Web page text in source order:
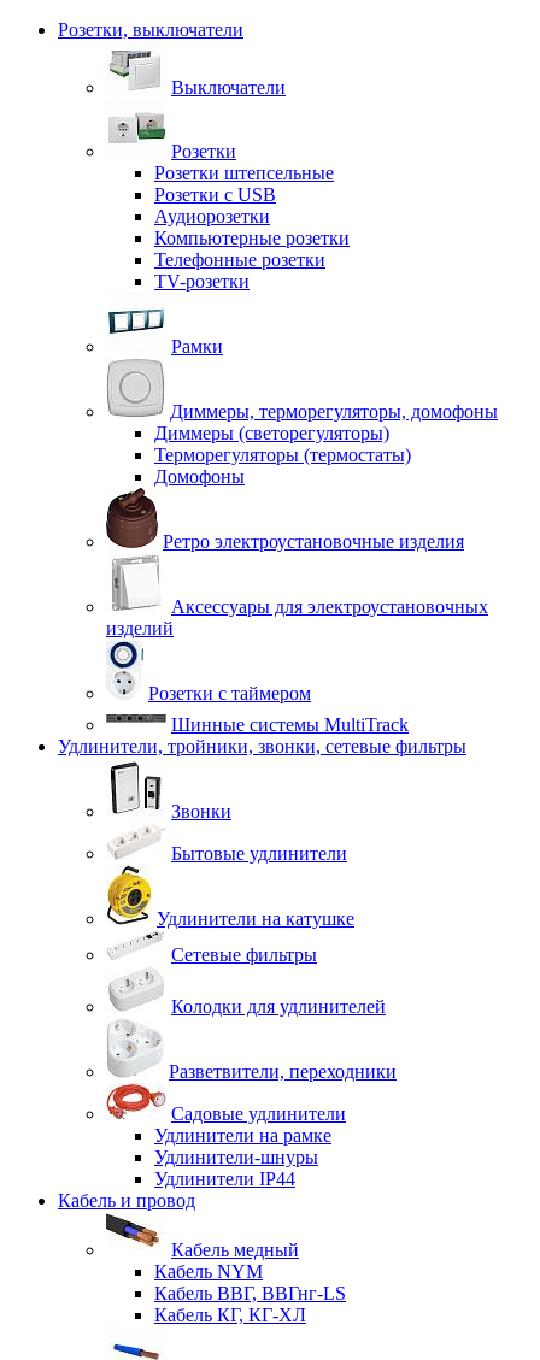
Розетки, выключатели
Выключатели
Розетки
Розетки штепсельные
Розетки с USB
Аудиорозетки
Компьютерные розетки
Телефонные розетки
TV-розетки
Рамки
Диммеры, терморегуляторы, домофоны
Диммеры (светорегуляторы)
Терморегуляторы (термостаты)
Домофоны
Ретро электроустановочные изделия
Аксессуары для электроустановочных
изделий
Розетки с таймером
Шинные системы MultiTrack
Удлинители, тройники, звонки, сетевые фильтры
Звонки
Бытовые удлинители
Удлинители на катушке
Сетевые фильтры
Колодки для удлинителей
Разветвители, переходники
Садовые удлинители
Удлинители на рамке
Удлинители-шнуры
Удлинители IP44
Кабель и провод
Кабель медный
Кабель NYM
Кабель ВВГ, ВВГнг-LS
Кабель КГ, КГ-ХЛ